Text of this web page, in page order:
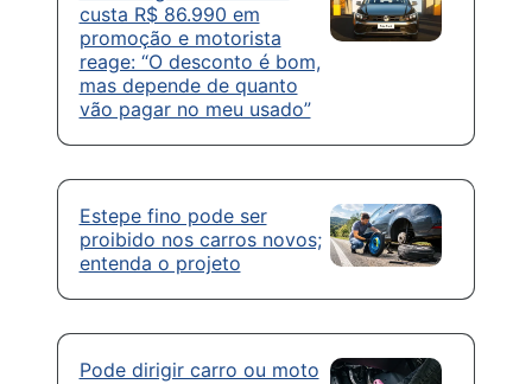
custa R$ 86.990 em
promoção e motorista
reage: “O desconto é bom,
mas depende de quanto
vão pagar no meu usado”
Estepe fino pode ser
proibido nos carros novos;
entenda o projeto
Pode dirigir carro ou moto